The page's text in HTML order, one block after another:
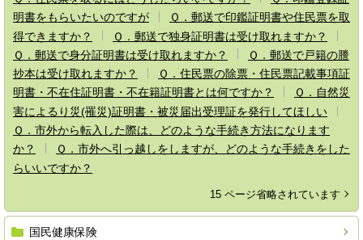
明書をもらいたいのですが
Ｑ．郵送で印鑑証明書や住民票を取
得できますか？
Ｑ．郵送で独身証明書は受け取れますか？
Ｑ．郵送で身分証明書は受け取れますか？
Ｑ．郵送で戸籍の謄
抄本は受け取れますか？
Ｑ．住民票の除票・住民票記載事項証
明書・不在住証明書・不在籍証明書とは何ですか？
Ｑ．自然災
害によるり災(罹災)証明書・被災届出受理証を発行してほしい
Ｑ．市外から転入した際は、どのような手続き方法になります
か？
Ｑ．市外へ引っ越しをしますが、どのような手続きをした
らいいですか？
15 ページ省略されています
国民健康保険